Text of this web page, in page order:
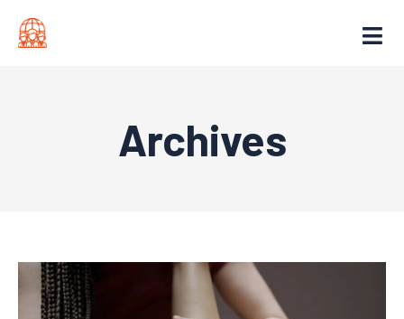
Archives